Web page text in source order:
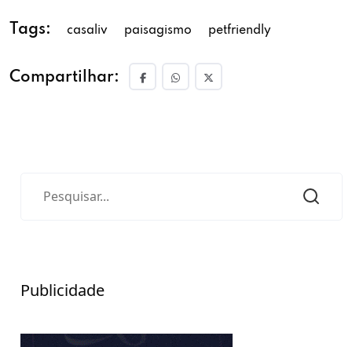
Tags: casaliv paisagismo petfriendly
Compartilhar:
Publicidade